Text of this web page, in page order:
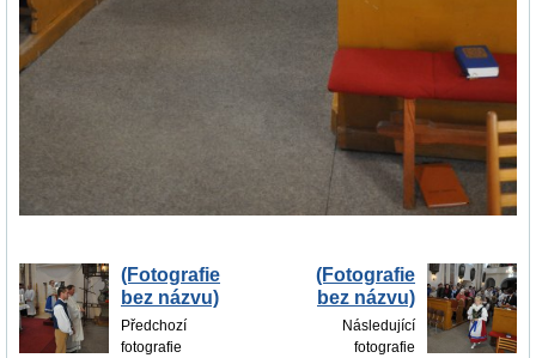
(Fotografie
bez názvu)
Předchozí
fotografie
(Fotografie
bez názvu)
Následující
fotografie